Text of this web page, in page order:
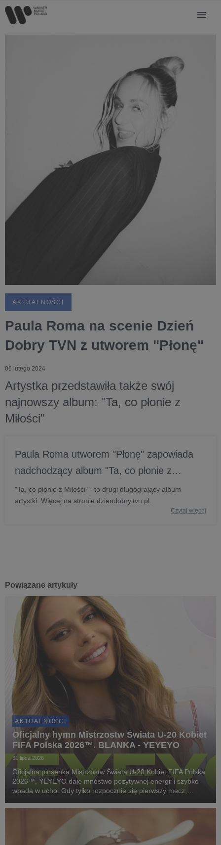
AKTUALNOŚCI
Paula Roma na scenie Dzień
Dobry TVN z utworem "Płonę"
06 lutego 2024
Artystka przedstawiła także swój
najnowszy album: "Ta, co płonie z
Miłości"
Paula Roma utworem "Płonę" zapowiada
nadchodzący album "Ta, co płonie z
Miłości" - Dzień Dobry TVN
"Ta, co płonie z Miłości" - to drugi długogrający album
artystki. Więcej na stronie dziendobry.tvn.pl.
Czytaj więcej
Powiązane artykuły
AKTUALNOŚCI
Oficjalny hymn Mistrzostw Świata U-20 Kobiet
FIFA Polska 2026™. BLANKA - YEYEYO
31 lipca 2026
Oficjalna piosenka Mistrzostw Świata U-20 Kobiet FIFA Polska
2026™, YEYEYO daje mnóstwo pozytywnej energii i szybko
wpada w ucho. Gdy tylko rozpocznie się pierwszy mecz,
tego utworu!